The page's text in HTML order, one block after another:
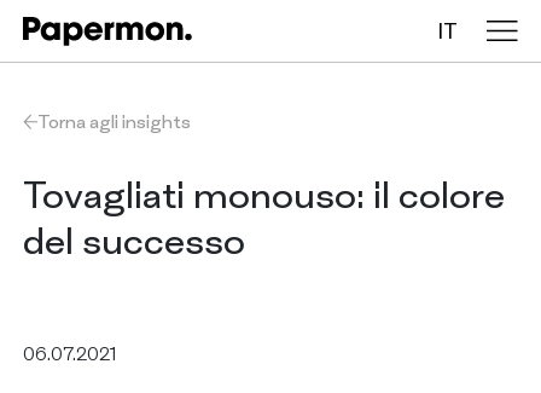
IT
Tovaglie in rotolo
Tovaglie piegate
Table runners
Torna agli insights
Tovagliati monouso: il colore
del successo
06.07.2021